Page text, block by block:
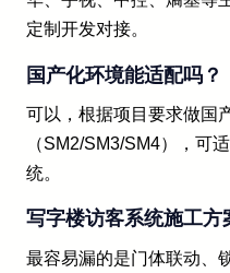
定制开发对接。
国产化环境能适配吗？
可以，根据项目要求做国
（SM2/SM3/SM4），可
统。
写字楼访客系统施工方
最容易漏的是门体联动、